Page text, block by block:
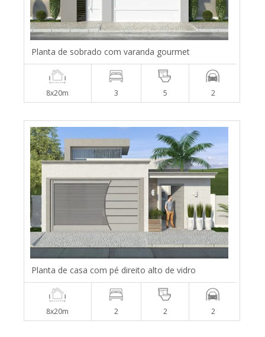
Planta de sobrado com varanda gourmet
8x20m 3 5 2
Planta de casa com pé direito alto de vidro
8x20m 2 2 2